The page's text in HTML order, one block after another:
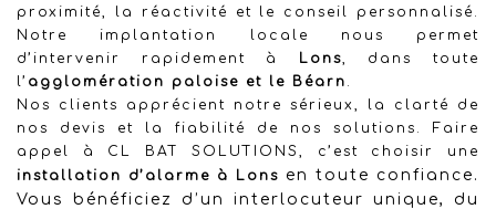
proximité, la réactivité et le conseil personnalisé.
Notre implantation locale nous permet
d’intervenir rapidement à
Lons , dans toute
l’ agglomération paloise et le Béarn
Nos clients apprécient notre sérieux, la clarté de
nos devis et la fiabilité de nos solutions. Faire
appel à CL BAT SOLUTIONS, c’est choisir une
installation d’alarme à Lons en toute confiance.
Vous bénéficiez d’un interlocuteur unique, du